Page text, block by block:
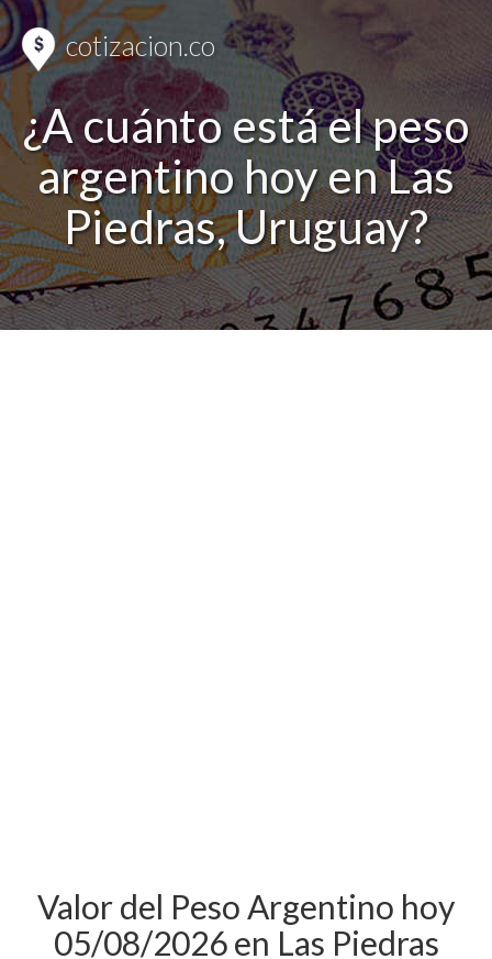
cotizacion.co
¿A cuánto está el peso
argentino hoy en Las
Piedras, Uruguay?
Valor del Peso Argentino hoy
05/08/2026 en Las Piedras